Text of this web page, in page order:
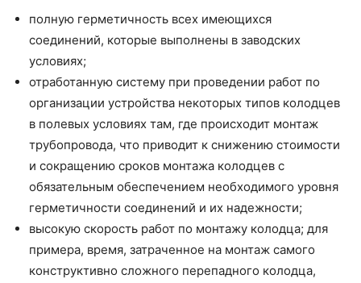
полную герметичность всех имеющихся
соединений, которые выполнены в заводских
условиях;
отработанную систему при проведении работ по
организации устройства некоторых типов колодцев
в полевых условиях там, где происходит монтаж
трубопровода, что приводит к снижению стоимости
и сокращению сроков монтажа колодцев с
обязательным обеспечением необходимого уровня
герметичности соединений и их надежности;
высокую скорость работ по монтажу колодца; для
примера, время, затраченное на монтаж самого
конструктивно сложного перепадного колодца,